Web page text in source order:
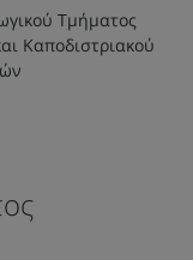
Τμήματος
Καποδιστριακού